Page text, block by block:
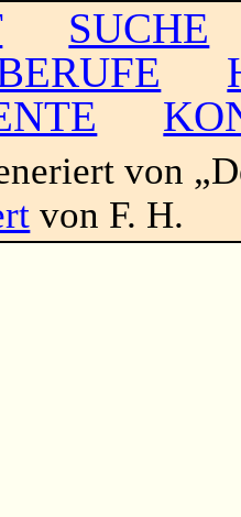
SUCHE
von
von F. H.